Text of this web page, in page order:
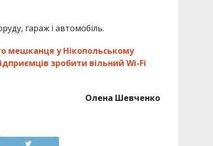
гараж і автомобіль.
мешканця у Нікопольському
зробити вільний Wi-Fi
Олена Шевченко